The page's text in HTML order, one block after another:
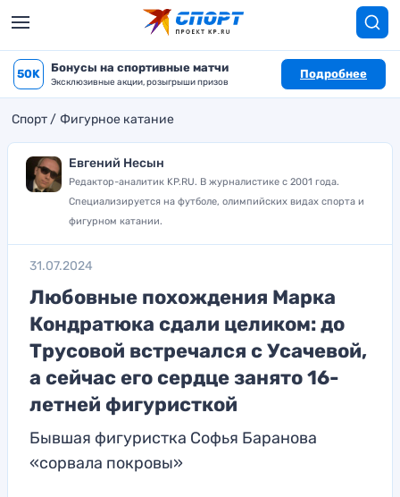
50K Бонусы на спортивные матчи
Эксклюзивные акции, розыгрыши призов
Подробнее
Спорт Фигурное катание
Евгений Несын
Редактор-аналитик KP.RU. В журналистике с 2001 года.
Специализируется на футболе, олимпийских видах спорта и
фигурном катании.
31.07.2024
Любовные похождения Марка
Кондратюка сдали целиком: до
Трусовой встречался с Усачевой,
а сейчас его сердце занято 16-
летней фигуристкой
Бывшая фигуристка Софья Баранова
«сорвала покровы»